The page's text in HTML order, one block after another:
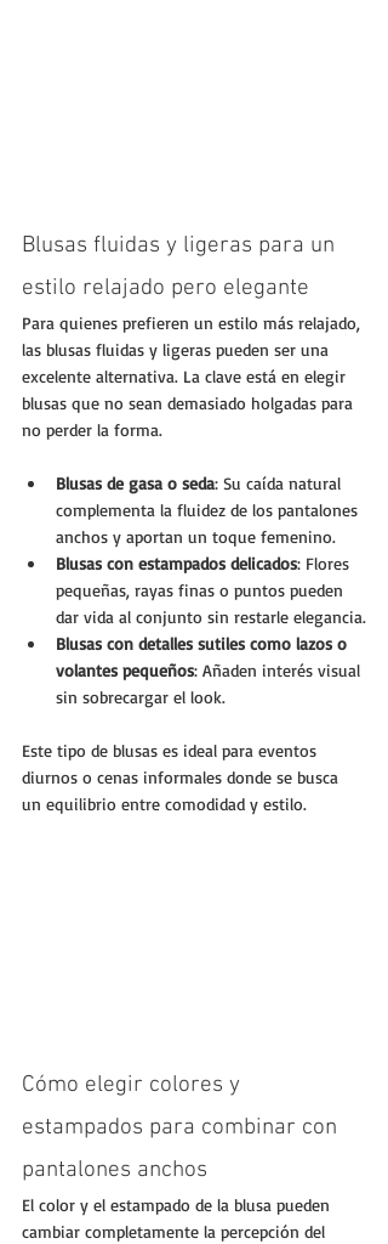
Blusas fluidas y ligeras para un
estilo relajado pero elegante
Para quienes prefieren un estilo más relajado,
las blusas fluidas y ligeras pueden ser una
excelente alternativa. La clave está en elegir
blusas que no sean demasiado holgadas para
no perder la forma.
Blusas de gasa o seda: Su caída natural
complementa la fluidez de los pantalones
anchos y aportan un toque femenino.
Blusas con estampados delicados: Flores
pequeñas, rayas finas o puntos pueden
dar vida al conjunto sin restarle elegancia.
Blusas con detalles sutiles como lazos o
volantes pequeños: Añaden interés visual
sin sobrecargar el look.
Este tipo de blusas es ideal para eventos
diurnos o cenas informales donde se busca
un equilibrio entre comodidad y estilo.
Cómo elegir colores y
estampados para combinar con
pantalones anchos
El color y el estampado de la blusa pueden
cambiar completamente la percepción del